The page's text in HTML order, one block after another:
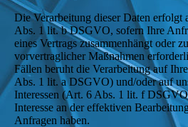
Die Verarbeitung dieser Daten
Abs. 1 lit. b DSGVO, sofern Ihre
eines Vertrags zusammenhängt oder
vorvertraglicher Maßnahmen
Fällen beruht die Verarbeitung auf
Abs. 1 lit. a DSGVO) und/oder auf
Interessen (Art. 6 Abs. 1 lit. f
Interesse an der effektiven
Anfragen haben.